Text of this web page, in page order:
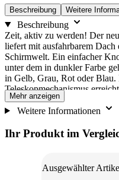
Beschreibung Weitere
Beschreibung
Zeit, aktiv zu werden! Der
liefert mit ausfahrbarem
Schirmwelt. Ein einfacher
unter dem in dunkler Farbe
in Gelb, Grau, Rot oder Blau.
Teleskopmechanismus
von 107 cm. Ein sicherer
egal ob alleine, mit Kind oder
Durchmesser durch zweites
unterschiedlichen Farben
Zusammenlegen des
Öffnen Hochwertige
Mehr anzeigen
Weitere Informationen
Ihr Produkt im
Ausgewählter